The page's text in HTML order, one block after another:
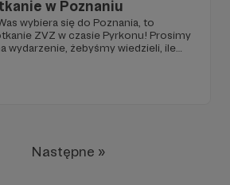
w Poznaniu
wybiera się do Poznania, to
ZVZ w czasie Pyrkonu! Prosimy
wydarzenie, żebyśmy wiedzieli, ile
Następne »